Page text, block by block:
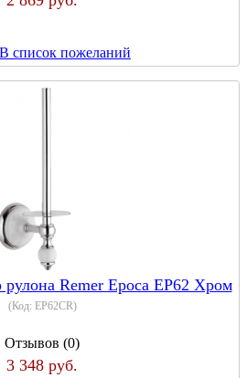
В список пожеланий
рулона Remer Epoca EP62 Хром
(Код: EP62CR)
Отзывов (0)
3 348 руб.